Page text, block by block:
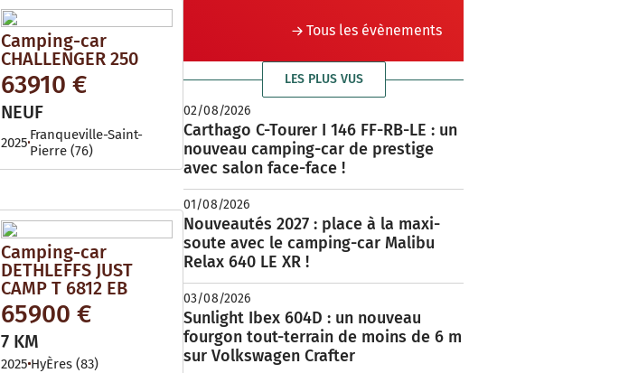
Camping-car
CHALLENGER 250
63910 €
NEUF
2025 Franqueville-Saint-
Pierre (76)
Camping-car
DETHLEFFS JUST
CAMP T 6812 EB
65900 €
7 KM
2025 HyÈres (83)
Tous les évènements
LES PLUS VUS
02/08/2026
Carthago C-Tourer I 146 FF-RB-LE : un
nouveau camping-car de prestige
avec salon face-face !
01/08/2026
Nouveautés 2027 : place à la maxi-
soute avec le camping-car Malibu
Relax 640 LE XR !
03/08/2026
Sunlight Ibex 604D : un nouveau
fourgon tout-terrain de moins de 6 m
sur Volkswagen Crafter